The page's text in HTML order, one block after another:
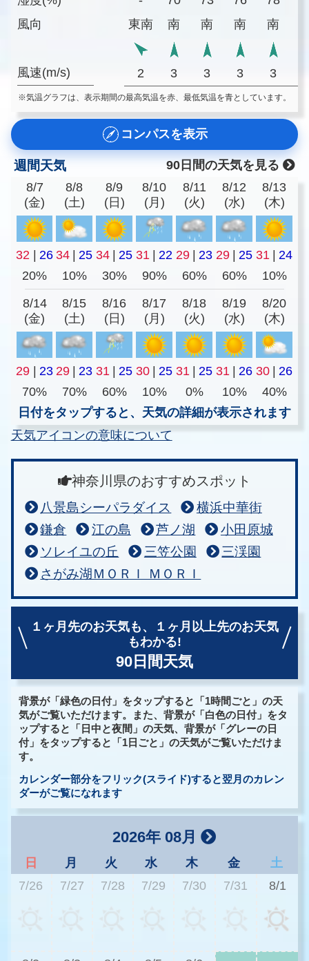
風向
風速(m/s)
東南
南 南 南 南
2 3 3 3 3
※気温グラフは、表示期間の最高気温を赤、最低気温を青としています。
コンパスを表示
週間天気
90日間の天気を見る
8/7
(金)
8/8
(土)
8/9
(日)
8/10
(月)
8/11
(火)
8/12
(水)
8/13
(木)
32 | 26 34 | 25 34 | 25 31 | 22 29 | 23 29 | 25 31 | 24
20%
10% 30% 90% 60% 60% 10%
8/14
(金)
8/15
(土)
8/16
(日)
8/17
(月)
8/18
(火)
8/19
(水)
8/20
(木)
29 | 23 29 | 23 31 | 25 30 | 25 31 | 25 31 | 26 30 | 26
70%
70% 60% 10% 0% 10%
40%
日付をタップすると、天気の詳細が表示されます
天気アイコンの意味について
神奈川県のおすすめスポット
八景島シーパラダイス
横浜中華街
鎌倉
江の島 芦ノ湖
小田原城
ソレイユの丘
三笠公園
三渓園
さがみ湖ＭＯＲＩ ＭＯＲＩ
１ヶ月先のお天気も、
１ヶ月以上先のお天気
もわかる!
90日間天気
背景が「緑色の日付」をタップすると「1時間ごと」の天
気がご覧いただけます。また、背景が「白色の日付」をタ
ップすると「日中と夜間」の天気、背景が「グレーの日
付」をタップすると「1日ごと」の天気がご覧いただけま
す。
カレンダー部分をフリック(スライド)すると翌月のカレン
ダーがご覧になれます
2026年 08月
日 月 火 水 木 金
土
7/26
7/27 7/28 7/29 7/30 7/31 8/1